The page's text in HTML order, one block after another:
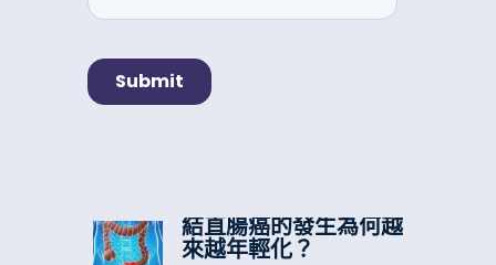
結直腸癌的發生為何越
來越年輕化？